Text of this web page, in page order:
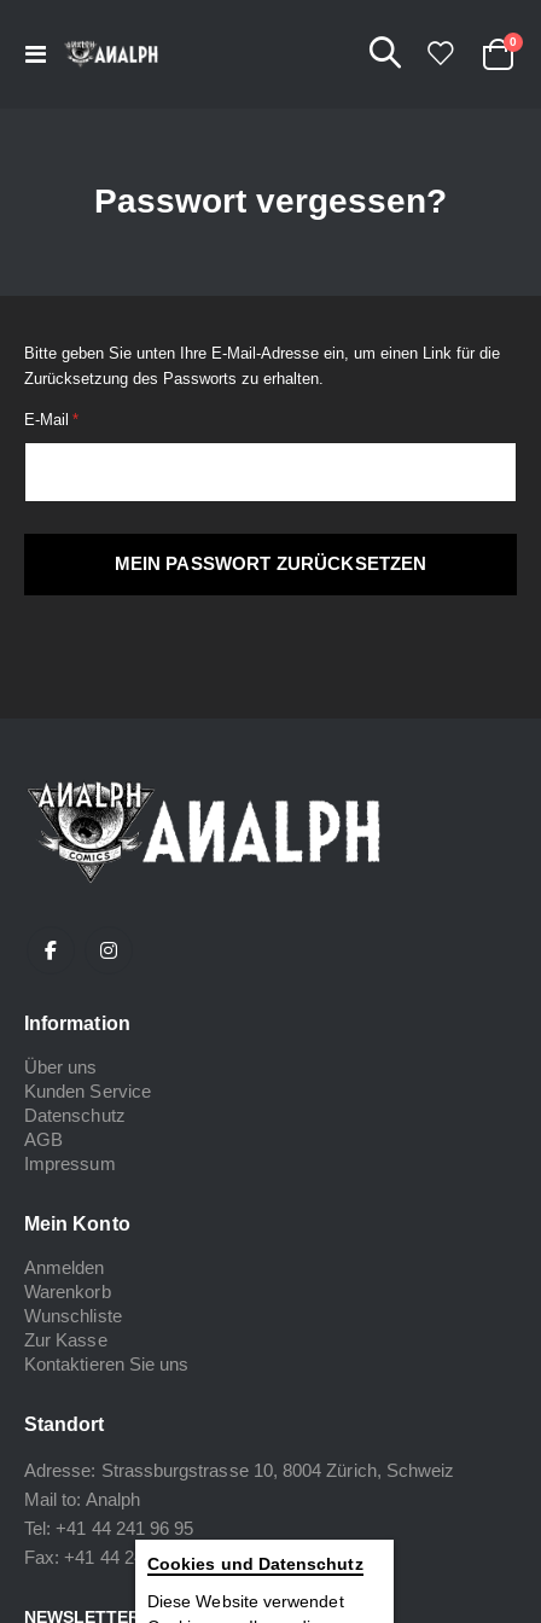
Navigation
Cart
0
Passwort vergessen?
Bitte geben Sie unten Ihre E-Mail-Adresse ein, um einen Link für die
Zurücksetzung des Passworts zu erhalten.
E-Mail
MEIN PASSWORT ZURÜCKSETZEN
Information
Über uns
Kunden Service
Datenschutz
AGB
Impressum
Mein Konto
Anmelden
Warenkorb
Wunschliste
Zur Kasse
Kontaktieren Sie uns
Standort
Adresse: Strassburgstrasse 10, 8004 Zürich, Schweiz
Mail to: Analph
Tel: +41 44 241 96 95
Fax: +41 44 240 34 40
NEWSLETTER
Cookies und Datenschutz
Diese Website verwendet